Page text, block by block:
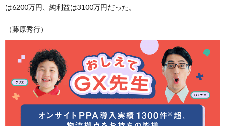
は6200万円、純利益は3100万円だった。
（藤原秀行）